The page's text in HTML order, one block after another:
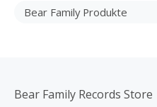
Bear Family Produkte
Bear Family Records Store